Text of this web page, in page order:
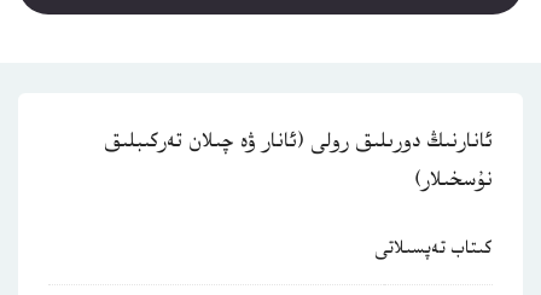
ئانارنىڭ دورىلىق رولى (ئانار ۋە چىلان تەركىبلىق
نۇسخىلار)
كىتاب تەپسىلاتى